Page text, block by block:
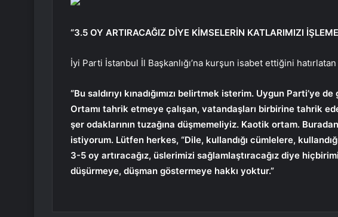
“3.5 OY ARTIRACAĞIZ DİYE KİMSELERİN KATLARIMIZI
İyi Parti İstanbul İl Başkanlığı’na kurşun isabet ettiğini hatırlatan
“Bu saldırıyı kınadığımızı belirtmek isterim. Uygun Parti’ye
Ortamı tahrik etmeye çalışan, vatandaşları birbirine tahrik
şer odaklarının tuzağına düşmemeliyiz. Kaotik ortam.
istiyorum. Lütfen herkes, “Dile, kullandığı cümlelere,
3-5 oy artıracağız, üslerimizi sağlamlaştıracağız diye
düşürmeye, düşman göstermeye hakkı yoktur.”